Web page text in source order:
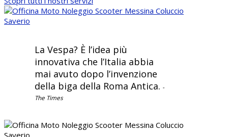
La Vespa? È l’idea più
innovativa che l’Italia abbia
mai avuto dopo l’invenzione
della biga della Roma Antica. -
The Times